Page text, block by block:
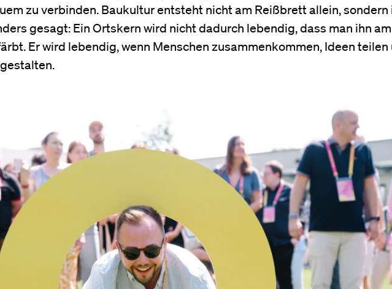
zu verbinden. Baukultur entsteht nicht am Reißbrett allein, sondern
gesagt: Ein Ortskern wird nicht dadurch lebendig, dass man ihn am
Er wird lebendig, wenn Menschen zusammenkommen, Ideen teilen